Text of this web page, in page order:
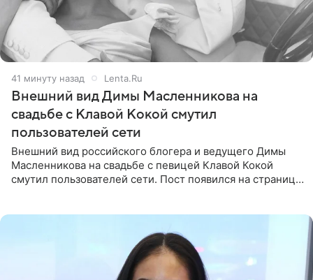
41 минуту назад Lenta.Ru
Внешний вид Димы Масленникова на
свадьбе с Клавой Кокой смутил
пользователей сети
Внешний вид российского блогера и ведущего Димы
Масленникова на свадьбе с певицей Клавой Кокой
смутил пользователей сети. Пост появился на странице